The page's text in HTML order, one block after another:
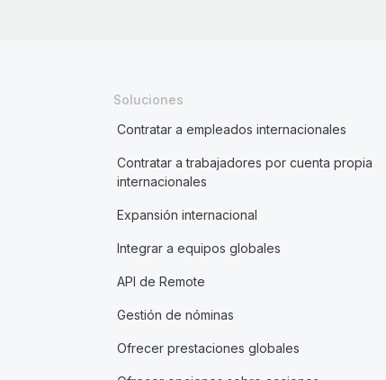
Soluciones
Contratar a empleados internacionales
Contratar a trabajadores por cuenta propia
internacionales
Expansión internacional
Integrar a equipos globales
API de Remote
Gestión de nóminas
Ofrecer prestaciones globales